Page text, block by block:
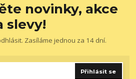
novinky, akce
slevy!
Zasíláme jednou za 14 dní.
Přihlásit se